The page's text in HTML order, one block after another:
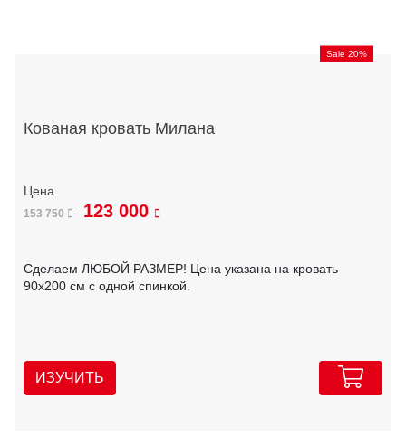
Sale 20%
Кованая кровать Милана
153 750 123 000
Сделаем ЛЮБОЙ РАЗМЕР! Цена указана на кровать
90х200 см с одной спинкой.
ИЗУЧИТЬ